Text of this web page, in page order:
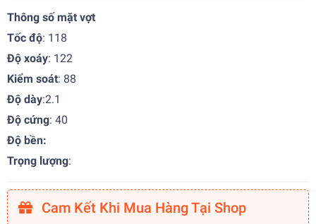
Thông số mặt vợt
Tốc độ: 118
Độ xoáy: 122
Kiểm soát: 88
Độ dày:2.1
Độ cứng: 40
Độ bền:
Trọng lượng:
Cam Kết Khi Mua Hàng Tại Shop